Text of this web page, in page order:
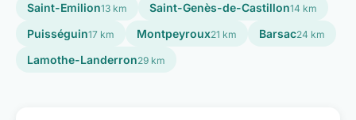
Saint-Emilion13 km Saint-Genès-de-Castillon14 km
Puisséguin17 km Montpeyroux21 km Barsac24 km
Lamothe-Landerron29 km